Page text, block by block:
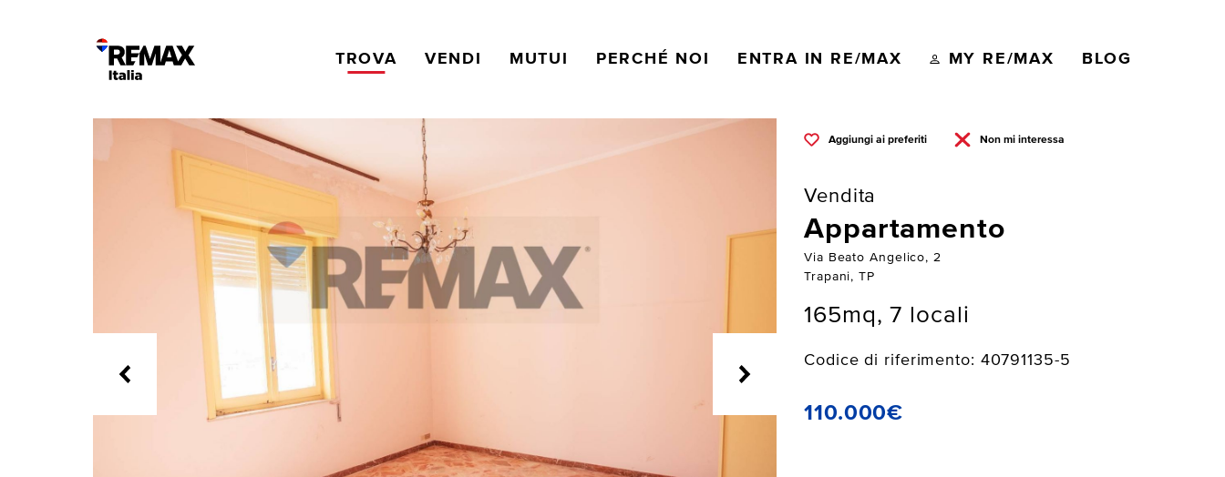
TROVA VENDI MUTUI PERCHÉ NOI ENTRA IN RE/MAX MY RE/MAX BLOG
Aggiungi ai preferiti Non mi interessa
Vendita
Appartamento
Via Beato Angelico, 2
Trapani, TP
165mq, 7 locali
Codice di riferimento: 40791135-5
110.000€